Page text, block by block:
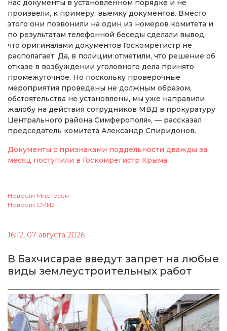
нас документы в установленном порядке и не
произвели, к примеру, выемку документов. Вместо
этого они позвонили на один из номеров комитета и
по результатам телефонной беседы сделали вывод,
что оригиналами документов Госкомрегистр не
располагает. Да, в полиции отметили, что решение об
отказе в возбуждении уголовного дела принято
промежуточное. Но поскольку проверочные
мероприятия проведены не должным образом,
обстоятельства не установлены, мы уже направили
жалобу на действия сотрудников МВД в прокуратуру
Центрального района Симферополя», — рассказал
председатель комитета Александр Спиридонов.
Документы с признаками поддельности дважды за
месяц поступили в Госкомрегистр Крыма
Новости МирТесен
Новости СМИ2
16:12, 07 августа 2026
В Бахчисарае введут запрет на любые
виды землеустроительных работ